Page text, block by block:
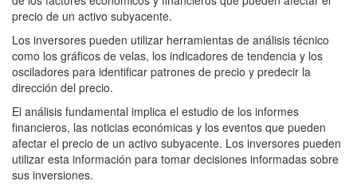
precio de un activo subyacente.
Los inversores pueden utilizar herramientas de análisis técnico
como los gráficos de velas, los indicadores de tendencia y los
osciladores para identificar patrones de precio y predecir la
dirección del precio.
El análisis fundamental implica el estudio de los informes
financieros, las noticias económicas y los eventos que pueden
afectar el precio de un activo subyacente. Los inversores pueden
utilizar esta información para tomar decisiones informadas sobre
sus inversiones.